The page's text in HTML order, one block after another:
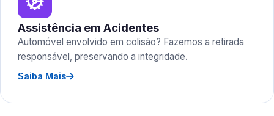
Assistência em Acidentes
Automóvel envolvido em colisão? Fazemos a retirada
responsável, preservando a integridade.
Saiba Mais